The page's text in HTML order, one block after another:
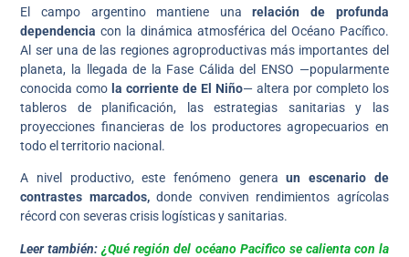
El campo argentino mantiene unarelación de profunda
dependenciacon la dinámica atmosférica del Océano Pacífico.
Al ser una de las regiones agroproductivas más importantes del
planeta, la llegada de la Fase Cálida del ENSO —popularmente
conocida como la corriente de El Niño— altera por completo los
tableros de planificación, las estrategias sanitarias y las
proyecciones financieras de los productores agropecuarios en
todo el territorio nacional.
A nivel productivo, este fenómeno genera un escenario de
contrastes marcados,donde conviven rendimientos agrícolas
récord con severas crisis logísticas y sanitarias.
Leer también:¿Qué región del océano Pacifico se calienta con la